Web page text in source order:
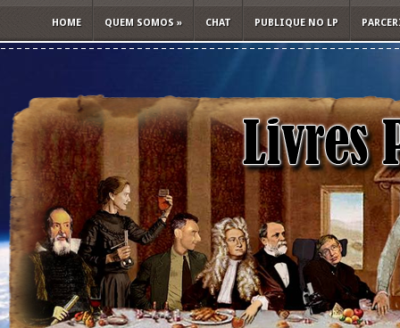
HOME QUEM SOMOS » CHAT PUBLIQUE NO LP